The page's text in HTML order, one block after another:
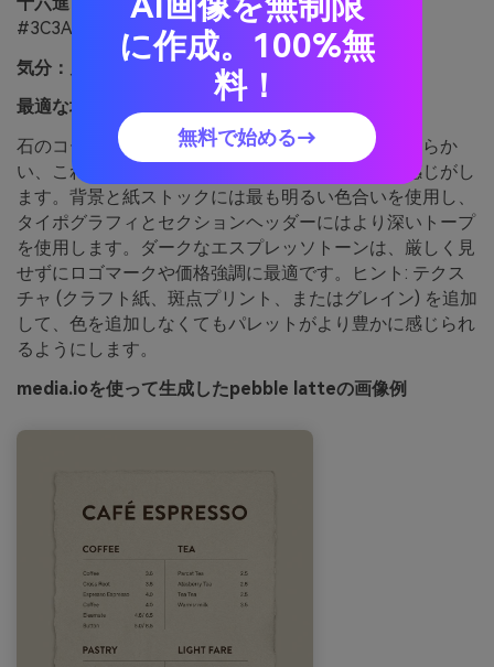
#3C3A39
気分：
居心地の良い、柔らかい、カフェのような
最適な場合:
コーヒーショップとメニューデザイン
石のコースターの上のラテのように居心地がよく柔らか
い、これらのニュートラルは親しみやすく暖かい感じがし
ます。背景と紙ストックには最も明るい色合いを使用し、
タイポグラフィとセクションヘッダーにはより深いトープ
を使用します。ダークなエスプレッソトーンは、厳しく見
せずにロゴマークや価格強調に最適です。ヒント: テクス
チャ (クラフト紙、斑点プリント、またはグレイン) を追加
して、色を追加しなくてもパレットがより豊かに感じられ
るようにします。
media.ioを使って生成したpebble latteの画像例
に作成。100%無
料！
無料で始める→